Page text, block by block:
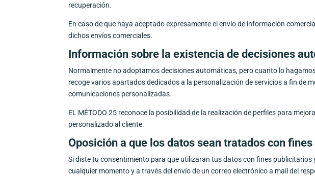
recuperación.
En caso de que haya aceptado expresamente el envío de información
dichos envíos comerciales.
Información sobre la existencia de decisiones
Normalmente no adoptamos decisiones automáticas, pero cuanto lo
recoge varios apartados dedicados a la personalización de servicios a fin de
comunicaciones personalizadas.
EL MÉTODO 25 reconoce la posibilidad de la realización de perfiles para
personalizado al cliente.
Oposición a que los datos sean tratados con
Si diste tu consentimiento para que utilizaran tus datos con fines
cualquier momento y a través del envío de un correo electrónico a mail del